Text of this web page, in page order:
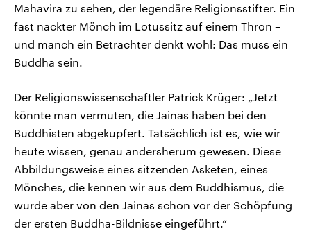
Mahavira zu sehen, der legendäre Religionsstifter. Ein
fast nackter Mönch im Lotussitz auf einem Thron –
und manch ein Betrachter denkt wohl: Das muss ein
Buddha sein.
Der Religionswissenschaftler Patrick Krüger: „Jetzt
könnte man vermuten, die Jainas haben bei den
Buddhisten abgekupfert. Tatsächlich ist es, wie wir
heute wissen, genau andersherum gewesen. Diese
Abbildungsweise eines sitzenden Asketen, eines
Mönches, die kennen wir aus dem Buddhismus, die
wurde aber von den Jainas schon vor der Schöpfung
der ersten Buddha-Bildnisse eingeführt.“